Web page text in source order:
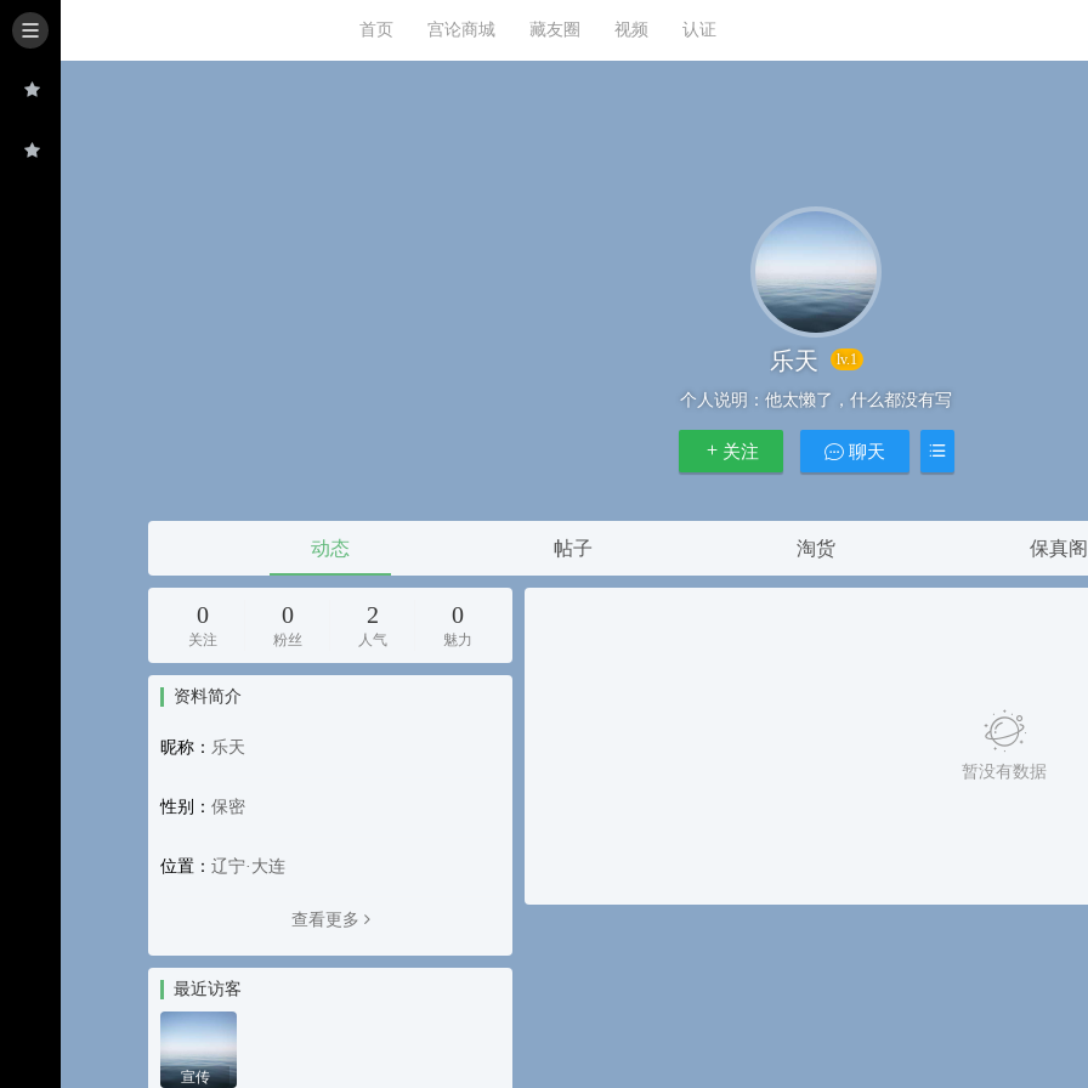
首页 宫论商城 藏友圈 视频 认证
乐天 lv.1
个人说明： 他太懒了，什么都没有写
关注 聊天
动态 帖子 淘货 保真阁
0
关注
0
粉丝
2
人气
0
魅力
资料简介
昵称： 乐天
性别： 保密
位置： 辽宁·大连
查看更多
最近访客
宣传
暂没有数据